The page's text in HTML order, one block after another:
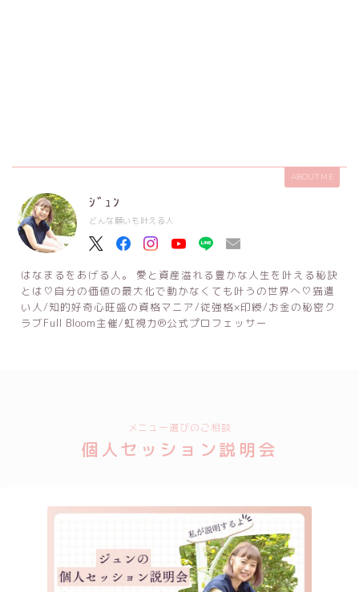
ABOUT ME
ｼﾞｭﾝ
どんな願いも叶える人
はなまるをあげる人。 愛と資産溢れる豊かな人生を叶える秘訣
とは♡自分の価値の最大化で動かなくても叶うの世界へ♡猫遣
い人/知的好奇心旺盛の資格マニア/従強格×印綬/お金の秘密ク
ラブFull Bloom主催/虹視力®公式プロフェッサー
メニュー選びのご相談
個人セッション説明会